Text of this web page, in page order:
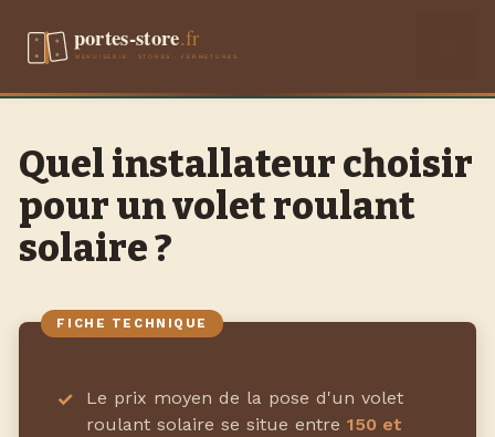
Quel installateur choisir
pour un volet roulant
solaire ?
Le prix moyen de la pose d'un volet
roulant solaire se situe entre150 et